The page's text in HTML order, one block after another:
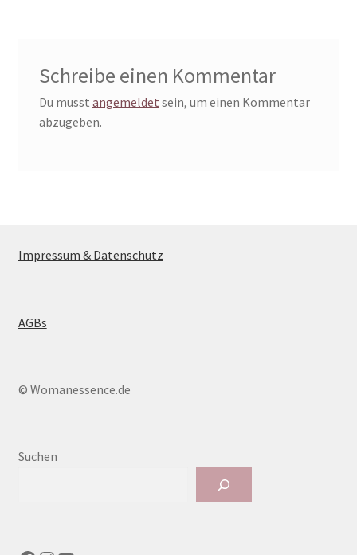
Schreibe einen Kommentar
Du musst angemeldet sein, um einen Kommentar
abzugeben.
Impressum & Datenschutz
AGBs
© Womanessence.de
Suchen